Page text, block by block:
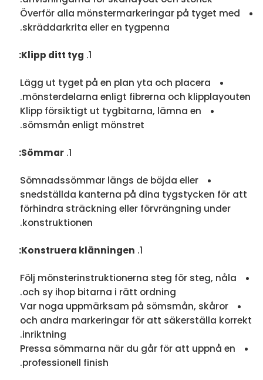
Överför alla mönstermarkeringar på tyget med
skräddarkrita eller en tygpenna.
Klipp ditt tyg:
Lägg ut tyget på en plan yta och placera
mönsterdelarna enligt fibrerna och klipplayouten.
Klipp försiktigt ut tygbitarna, lämna en
sömsmån enligt mönstret.
Sömmar:
Sömnadssömmar längs de böjda eller
snedställda kanterna på dina tygstycken för att
förhindra sträckning eller förvrängning under
konstruktionen.
Konstruera klänningen:
Följ mönsterinstruktionerna steg för steg, nåla
och sy ihop bitarna i rätt ordning.
Var noga uppmärksam på sömsmån, skåror
och andra markeringar för att säkerställa korrekt
inriktning.
Pressa sömmarna när du går för att uppnå en
professionell finish.